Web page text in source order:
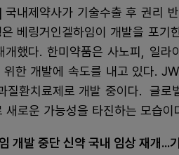
내제약사가 기술수출 후 권리
베링거인겔하임이 개발을 포
했다. 한미약품은 사노피, 일라
한 개발에 속도를 내고 있다.
질환치료제로 개발 중이다. 글로
새로운 가능성을 타진하는 모습이
개발 중단 신약 국내 임상 재개...